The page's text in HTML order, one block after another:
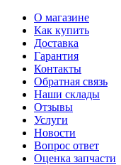
О магазине
Как купить
Доставка
Гарантия
Контакты
Обратная связь
Наши склады
Отзывы
Услуги
Новости
Вопрос ответ
Оценка запчасти